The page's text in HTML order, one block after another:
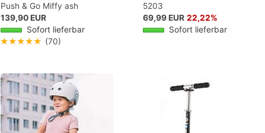
Push & Go Miffy ash
139,90 EUR
Sofort lieferbar
★★★★★ (70)
5203
69,99 EUR 22,22%
Sofort lieferbar